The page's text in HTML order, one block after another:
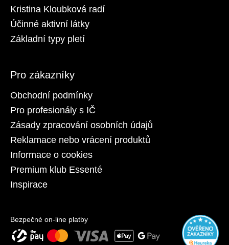
Kristina Kloubková radí
Účinné aktivní látky
Základní typy pletí
Pro zákazníky
Obchodní podmínky
Pro profesionály s IČ
Zásady zpracování osobních údajů
Reklamace nebo vrácení produktů
Informace o cookies
Premium klub Essenté
Inspirace
Bezpečné on-line platby